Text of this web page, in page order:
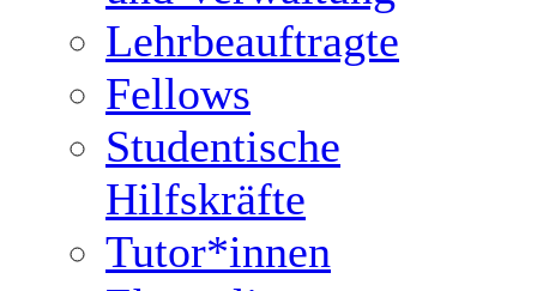
Lehrbeauftragte
Fellows
Studentische
Hilfskräfte
Tutor*innen